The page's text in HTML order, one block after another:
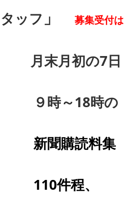
ッフ 」
募集受付は
月末月初の7日
18時の
聞購読料集
件程、